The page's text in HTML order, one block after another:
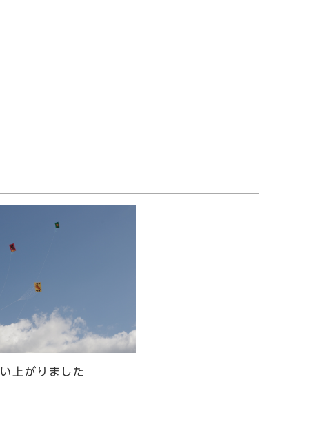
上がりました